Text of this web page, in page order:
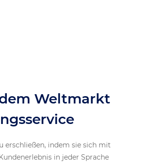
Weltmarkt
erschließen, indem sie sich mit
in jeder Sprache